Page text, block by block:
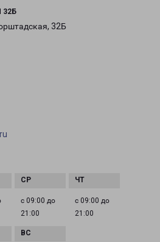
32Б
с 09:00 до
21:00
с 09:00 до
21:00